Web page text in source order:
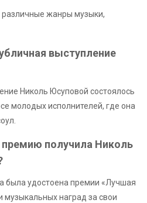
различные жанры музыки,
выступление
Николь Юсуповой состоялось
молодых исполнителей, где она
получила Николь
была удостоена премии «Лучшая
наград за свои